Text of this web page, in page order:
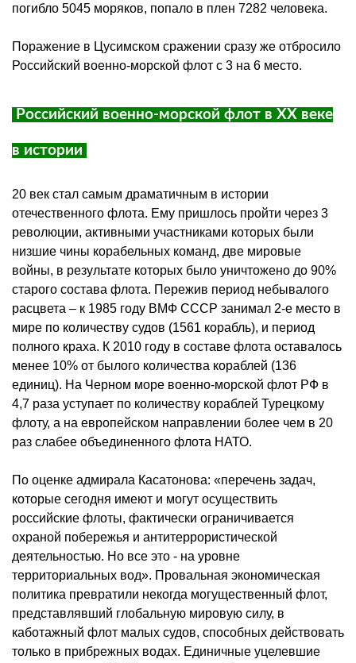
погибло 5045 моряков, попало в плен 7282 человека.
Поражение в Цусимском сражении сразу же отбросило
Российский военно-морской флот с 3 на 6 место.
Российский военно-морской флот в XX веке
в истории
20 век стал самым драматичным в истории
отечественного флота. Ему пришлось пройти через 3
революции, активными участниками которых были
низшие чины корабельных команд, две мировые
войны, в результате которых было уничтожено до 90%
старого состава флота. Пережив период небывалого
расцвета – к 1985 году ВМФ СССР занимал 2-е место в
мире по количеству судов (1561 корабль), и период
полного краха. К 2010 году в составе флота оставалось
менее 10% от былого количества кораблей (136
единиц). На Черном море военно-морской флот РФ в
4,7 раза уступает по количеству кораблей Турецкому
флоту, а на европейском направлении более чем в 20
раз слабее объединенного флота НАТО.
По оценке адмирала Касатонова: «перечень задач,
которые сегодня имеют и могут осуществить
российские флоты, фактически ограничивается
охраной побережья и антитеррористической
деятельностью. Но все это - на уровне
территориальных вод». Провальная экономическая
политика превратили некогда могущественный флот,
представлявший глобальную мировую силу, в
каботажный флот малых судов, способных действовать
только в прибрежных водах. Единичные уцелевшие